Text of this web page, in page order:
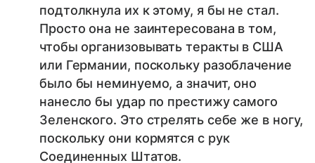
подтолкнула их к этому, я бы не стал.
Просто она не заинтересована в том,
чтобы организовывать теракты в США
или Германии, поскольку разоблачение
было бы неминуемо, а значит, оно
нанесло бы удар по престижу самого
Зеленского. Это стрелять себе же в ногу,
поскольку они кормятся с рук
Соединенных Штатов.